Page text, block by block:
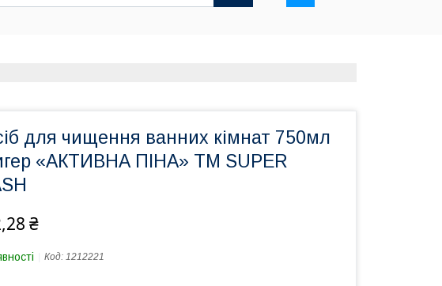
для чищення ванних кімнат 750мл
«АКТИВНА ПІНА» ТМ SUPER
₴
Код: 1212221